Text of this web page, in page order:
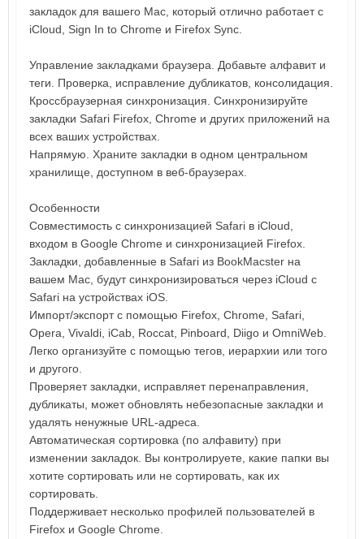
закладок для вашего Mac, который отлично работает с
iCloud, Sign In to Chrome и Firefox Sync.
Управление закладками браузера. Добавьте алфавит и
теги. Проверка, исправление дубликатов, консолидация.
Кроссбраузерная синхронизация. Синхронизируйте
закладки Safari Firefox, Chrome и других приложений на
всех ваших устройствах.
Напрямую. Храните закладки в одном центральном
хранилище, доступном в веб-браузерах.
Особенности
Совместимость с синхронизацией Safari в iCloud,
входом в Google Chrome и синхронизацией Firefox.
Закладки, добавленные в Safari из BookMacster на
вашем Mac, будут синхронизироваться через iCloud с
Safari на устройствах iOS.
Импорт/экспорт с помощью Firefox, Chrome, Safari,
Opera, Vivaldi, iCab, Roccat, Pinboard, Diigo и OmniWeb.
Легко организуйте с помощью тегов, иерархии или того
и другого.
Проверяет закладки, исправляет перенаправления,
дубликаты, может обновлять небезопасные закладки и
удалять ненужные URL-адреса.
Автоматическая сортировка (по алфавиту) при
изменении закладок. Вы контролируете, какие папки вы
хотите сортировать или не сортировать, как их
сортировать.
Поддерживает несколько профилей пользователей в
Firefox и Google Chrome.